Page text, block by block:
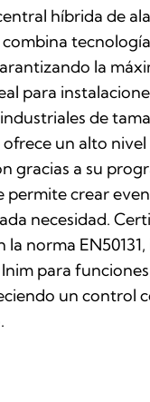
híbrida de
la
para
de
un alto nivel
gracias a su
permite crear
necesidad.
la norma
para
un control